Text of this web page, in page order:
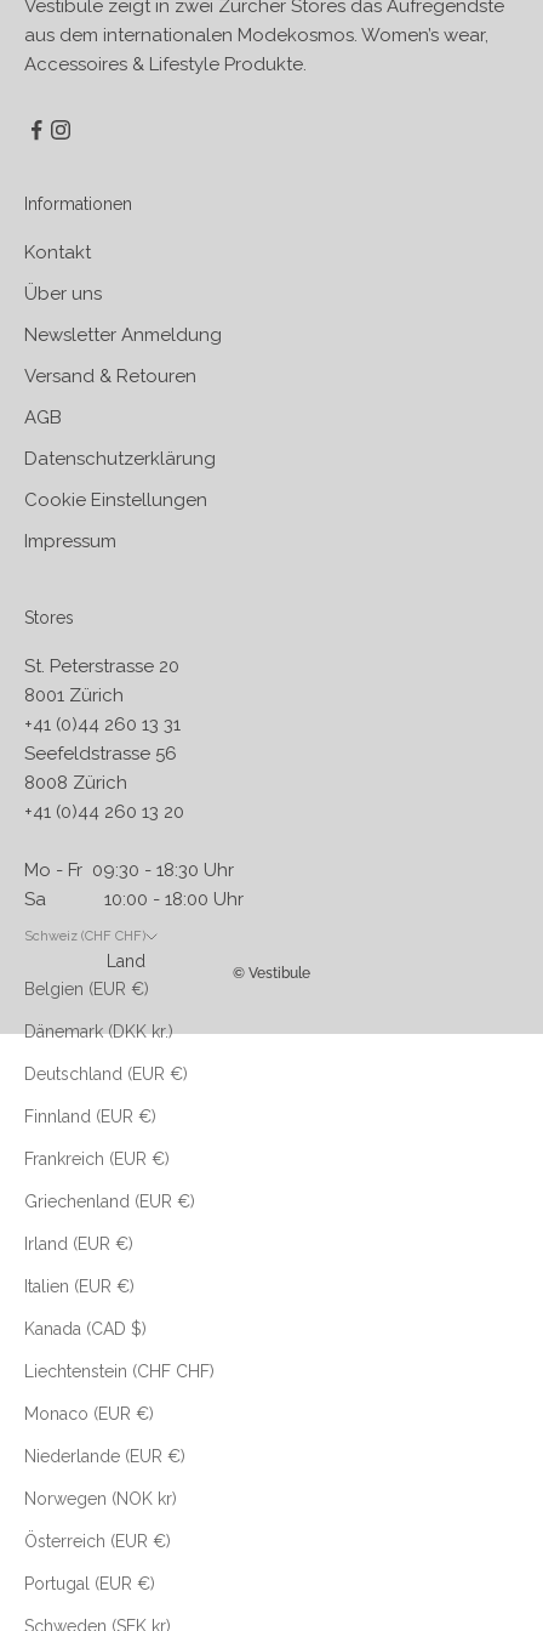
Vestibule zeigt in zwei Zürcher Stores das Aufregendste
aus dem internationalen Modekosmos. Women’s wear,
Accessoires & Lifestyle Produkte.
Informationen
Kontakt
Über uns
Newsletter Anmeldung
Versand & Retouren
AGB
Datenschutzerklärung
Cookie Einstellungen
Impressum
Stores
St. Peterstrasse 20
8001 Zürich
+41 (0)44 260 13 31
Seefeldstrasse 56
8008 Zürich
+41 (0)44 260 13 20
Mo - Fr 09:30 - 18:30 Uhr
Sa 10:00 - 18:00 Uhr
Schweiz (CHF CHF)
Land
Belgien (EUR €)
Dänemark (DKK kr.)
Deutschland (EUR €)
Finnland (EUR €)
Frankreich (EUR €)
Griechenland (EUR €)
Irland (EUR €)
Italien (EUR €)
Kanada (CAD $)
Liechtenstein (CHF CHF)
Monaco (EUR €)
Niederlande (EUR €)
Norwegen (NOK kr)
Österreich (EUR €)
Portugal (EUR €)
Schweden (SEK kr)
© Vestibule